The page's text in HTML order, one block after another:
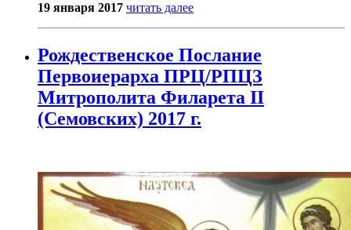
19 января 2017 читать далее
Рождественское Послание
Первоиерарха ПРЦ/РПЦЗ
Митрополита Филарета II
(Семовских) 2017 г.